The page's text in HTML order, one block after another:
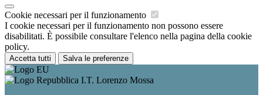
Cookie necessari per il funzionamento
I cookie necessari per il funzionamento non possono essere
disabilitati. È possibile consultare l'elenco nella pagina della cookie
policy.
Accetta tutti Salva le preferenze
I.T. Lorenzo Mossa